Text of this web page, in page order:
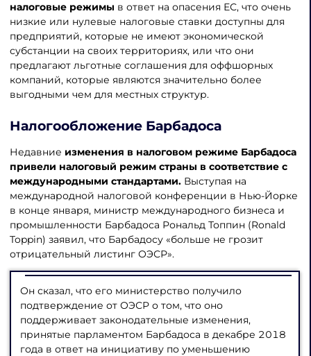
налоговые режимы в ответ на опасения ЕС, что очень
низкие или нулевые налоговые ставки доступны для
предприятий, которые не имеют экономической
субстанции на своих территориях, или что они
предлагают льготные соглашения для оффшорных
компаний, которые являются значительно более
выгодными чем для местных структур.
Налогообложение Барбадоса
Недавние изменения в налоговом режиме Барбадоса
привели налоговый режим страны в соответствие с
международными стандартами.Выступая на
международной налоговой конференции в Нью-Йорке
в конце января, министр международного бизнеса и
промышленности Барбадоса Рональд Топпин (Ronald
Toppin) заявил, что Барбадосу «больше не грозит
отрицательный листинг ОЭСР».
Он сказал, что его министерство получило
подтверждение от ОЭСР о том, что оно
поддерживает законодательные изменения,
принятые парламентом Барбадоса в декабре 2018
года в ответ на инициативу по уменьшению